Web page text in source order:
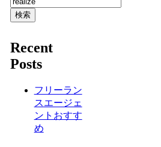
検索
Recent
Posts
フリーラン
スエージェ
ントおすす
め